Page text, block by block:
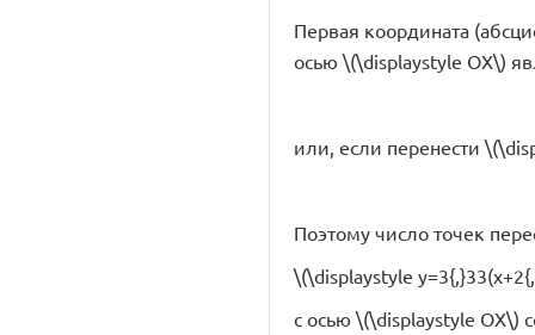
Первая координата
осью \(\displaystyle OX\)
или, если перенести
Поэтому число точек
\(\displaystyle
с осью \(\displaystyle OX\)